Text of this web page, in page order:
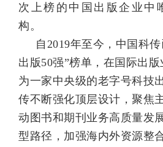
次上榜的中国出版企业中
构。
自 2019年至今，中国科
出版50强”榜单，在国际出
为一家中央级的老字号科技
传不断强化顶层设计，聚焦
动图书和期刊业务高质量发
型路径，加强海内外资源整